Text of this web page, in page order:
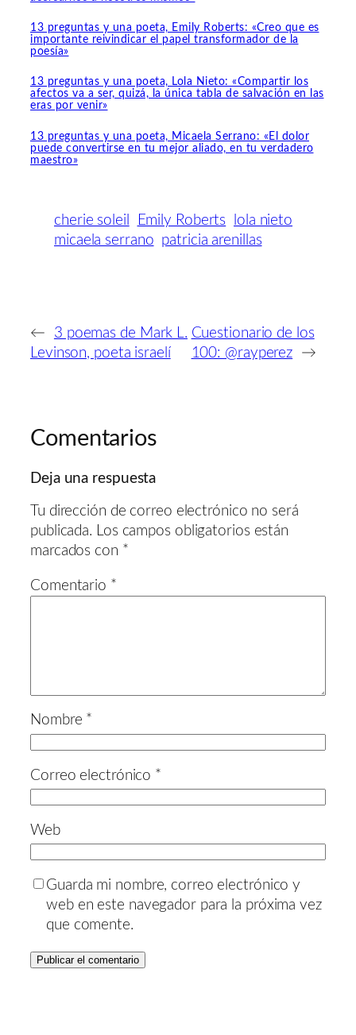
13 preguntas y una poeta, Emily Roberts: «Creo que es
importante reivindicar el papel transformador de la
poesía»
13 preguntas y una poeta, Lola Nieto: «Compartir los
afectos va a ser, quizá, la única tabla de salvación en las
eras por venir»
13 preguntas y una poeta, Micaela Serrano: «El dolor
puede convertirse en tu mejor aliado, en tu verdadero
maestro»
cherie soleil Emily Roberts
lola nieto
micaela serrano patricia arenillas
←
3 poemas de Mark L.
Levinson, poeta israelí
Cuestionario de los
100: @rayperez
→
Comentarios
Deja una respuesta
Tu dirección de correo electrónico no será
publicada. Los campos obligatorios están
marcados con *
Comentario *
Nombre *
Correo electrónico *
Web
Guarda mi nombre, correo electrónico y
web en este navegador para la próxima vez
que comente.